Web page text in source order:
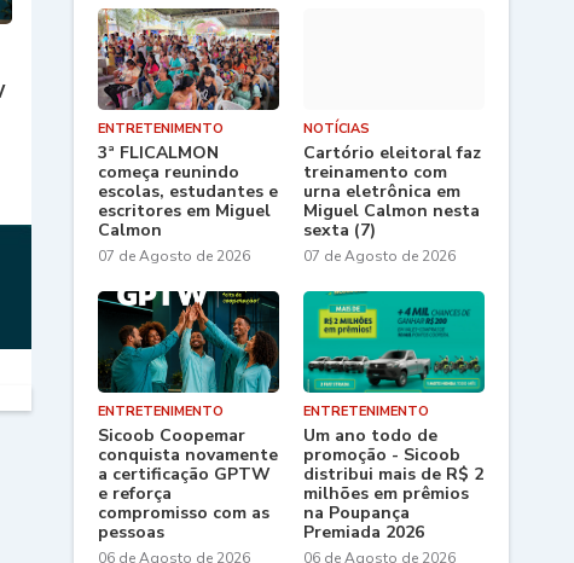
ENTRETENIMENTO
3ª FLICALMON
começa reunindo
escolas, estudantes e
escritores em Miguel
Calmon
07 de Agosto de 2026
NOTÍCIAS
Cartório eleitoral faz
treinamento com
urna eletrônica em
Miguel Calmon nesta
sexta (7)
07 de Agosto de 2026
ENTRETENIMENTO
Sicoob Coopemar
conquista novamente
a certificação GPTW
e reforça
compromisso com as
pessoas
06 de Agosto de 2026
ENTRETENIMENTO
Um ano todo de
promoção - Sicoob
distribui mais de R$ 2
milhões em prêmios
na Poupança
Premiada 2026
06 de Agosto de 2026